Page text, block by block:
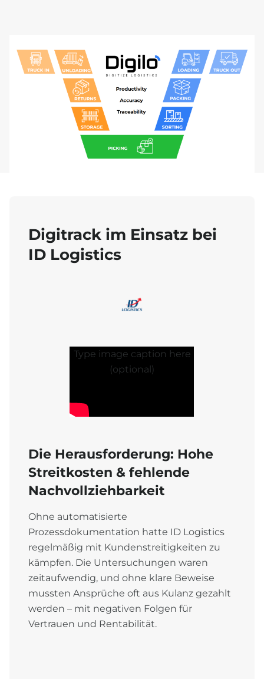
Digitrack im Einsatz bei
ID Logistics
Type image caption here
(optional)
Die Herausforderung: Hohe
Streitkosten & fehlende
Nachvollziehbarkeit
Ohne automatisierte
Prozessdokumentation hatte ID Logistics
regelmäßig mit Kundenstreitigkeiten zu
kämpfen. Die Untersuchungen waren
zeitaufwendig, und ohne klare Beweise
mussten Ansprüche oft aus Kulanz gezahlt
werden – mit negativen Folgen für
Vertrauen und Rentabilität.